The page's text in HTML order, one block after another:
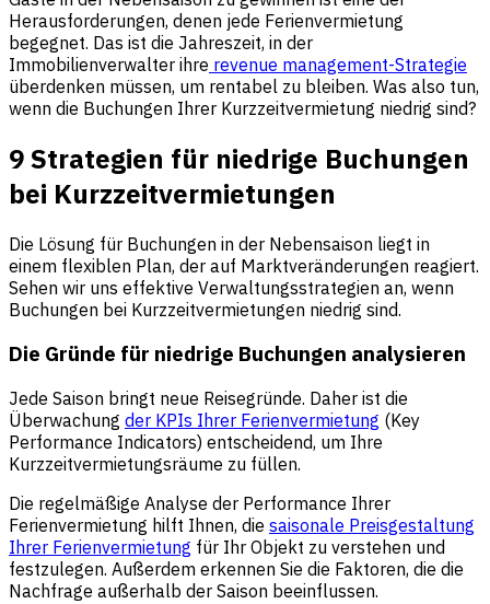
Herausforderungen, denen jede Ferienvermietung
begegnet. Das ist die Jahreszeit, in der
Immobilienverwalter ihre revenue management-Strategie
überdenken müssen, um rentabel zu bleiben. Was also tun,
wenn die Buchungen Ihrer Kurzzeitvermietung niedrig sind?
9 Strategien für niedrige Buchungen
bei Kurzzeitvermietungen
Die Lösung für Buchungen in der Nebensaison liegt in
einem flexiblen Plan, der auf Marktveränderungen reagiert.
Sehen wir uns effektive Verwaltungsstrategien an, wenn
Buchungen bei Kurzzeitvermietungen niedrig sind.
Die Gründe für niedrige Buchungen analysieren
Jede Saison bringt neue Reisegründe. Daher ist die
Überwachung der KPIs Ihrer Ferienvermietung (Key
Performance Indicators) entscheidend, um Ihre
Kurzzeitvermietungsräume zu füllen.
Die regelmäßige Analyse der Performance Ihrer
Ferienvermietung hilft Ihnen, die saisonale Preisgestaltung
Ihrer Ferienvermietung für Ihr Objekt zu verstehen und
festzulegen. Außerdem erkennen Sie die Faktoren, die die
Nachfrage außerhalb der Saison beeinflussen.